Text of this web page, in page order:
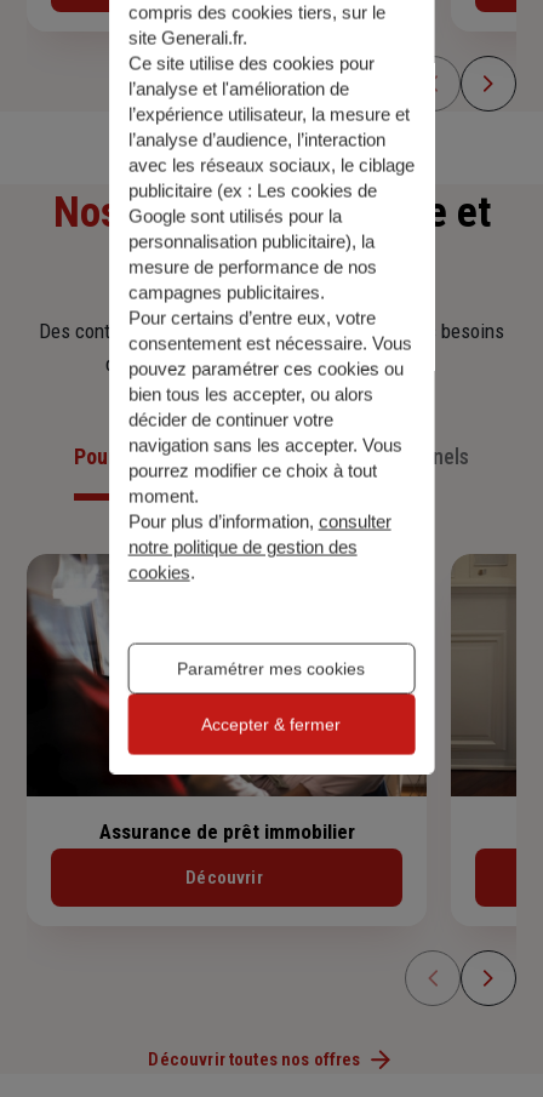
Nos offresd'assurance et
d'épargne
Des contrats clairs et flexibles pour sécuriser vos besoins
d’aujourd’hui et anticiper ceux de demain.
Pour les particuliers Pour les professionnels
Assurance de prêt immobilier
Découvrir
Découvrir toutes nos offres
compris des cookies tiers, sur le
site Generali.fr.
Ce site utilise des cookies pour
l’analyse et l'amélioration de
l’expérience utilisateur, la mesure et
l’analyse d’audience, l’interaction
avec les réseaux sociaux, le ciblage
publicitaire (ex : Les cookies de
Google sont utilisés pour la
personnalisation publicitaire), la
mesure de performance de nos
campagnes publicitaires.
Pour certains d’entre eux, votre
consentement est nécessaire. Vous
pouvez paramétrer ces cookies ou
bien tous les accepter, ou alors
décider de continuer votre
navigation sans les accepter. Vous
pourrez modifier ce choix à tout
moment.
Pour plus d’information, consulter
notre politique de gestion des
cookies.
Paramétrer mes cookies
Accepter & fermer